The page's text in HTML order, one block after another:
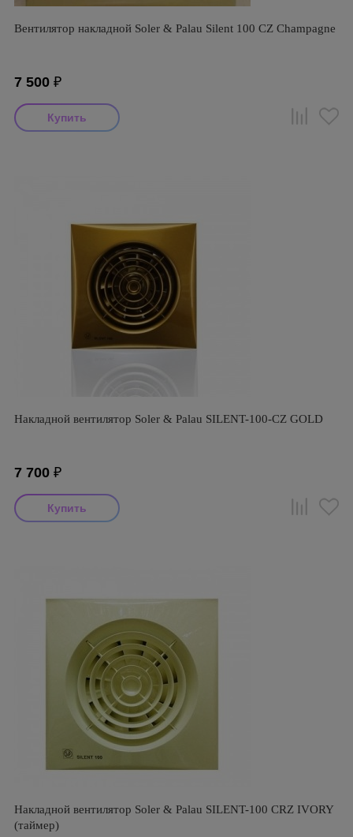
Вентилятор накладной Soler & Palau Silent 100 CZ Champagne
7 500 ₽
Накладной вентилятор Soler & Palau SILENT-100-CZ GOLD
7 700 ₽
Накладной вентилятор Soler & Palau SILENT-100 CRZ IVORY
(таймер)